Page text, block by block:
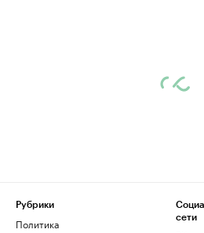
Рубрики
Политика
сети